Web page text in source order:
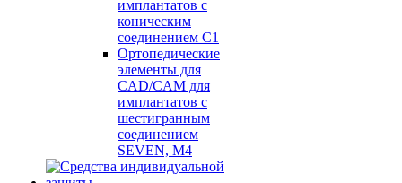
имплантатов с
коническим
соединением С1
Ортопедические
элементы для
CAD/CAM для
имплантатов с
шестигранным
соединением
SEVEN, М4